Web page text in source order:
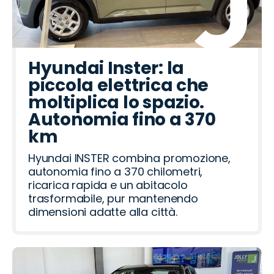
Hyundai Inster: la
piccola elettrica che
moltiplica lo spazio.
Autonomia fino a 370
km
Hyundai INSTER combina promozione,
autonomia fino a 370 chilometri,
ricarica rapida e un abitacolo
trasformabile, pur mantenendo
dimensioni adatte alla città.